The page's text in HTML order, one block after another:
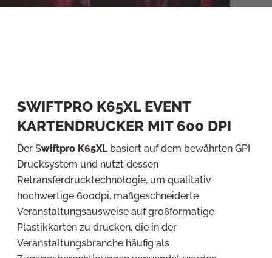
SWIFTPRO K65XL EVENT
KARTENDRUCKER MIT 600 DPI
Der Swiftpro K65XLbasiert auf dem bewährten GPI
Drucksystem und nutzt dessen
Retransferdrucktechnologie, um qualitativ
hochwertige 600dpi, maßgeschneiderte
Veranstaltungsausweise auf großformatige
Plastikkarten zu drucken, die in der
Veranstaltungsbranche häufig als